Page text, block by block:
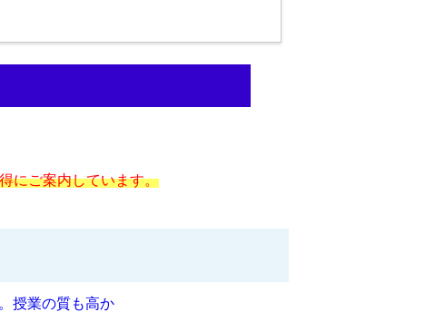
にご案内しています。
授業の質も高か